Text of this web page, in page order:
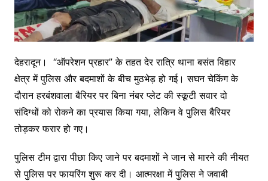
देहरादून। “ऑपरेशन प्रहार” के तहत देर रात्रि थाना बसंत विहार
क्षेत्र में पुलिस और बदमाशों के बीच मुठभेड़ हो गई। सघन चेकिंग के
दौरान हरबंशवाला बैरियर पर बिना नंबर प्लेट की स्कूटी सवार दो
संदिग्धों को रोकने का प्रयास किया गया, लेकिन वे पुलिस बैरियर
तोड़कर फरार हो गए।
पुलिस टीम द्वारा पीछा किए जाने पर बदमाशों ने जान से मारने की नीयत
से पुलिस पर फायरिंग शुरू कर दी। आत्मरक्षा में पुलिस ने जवाबी